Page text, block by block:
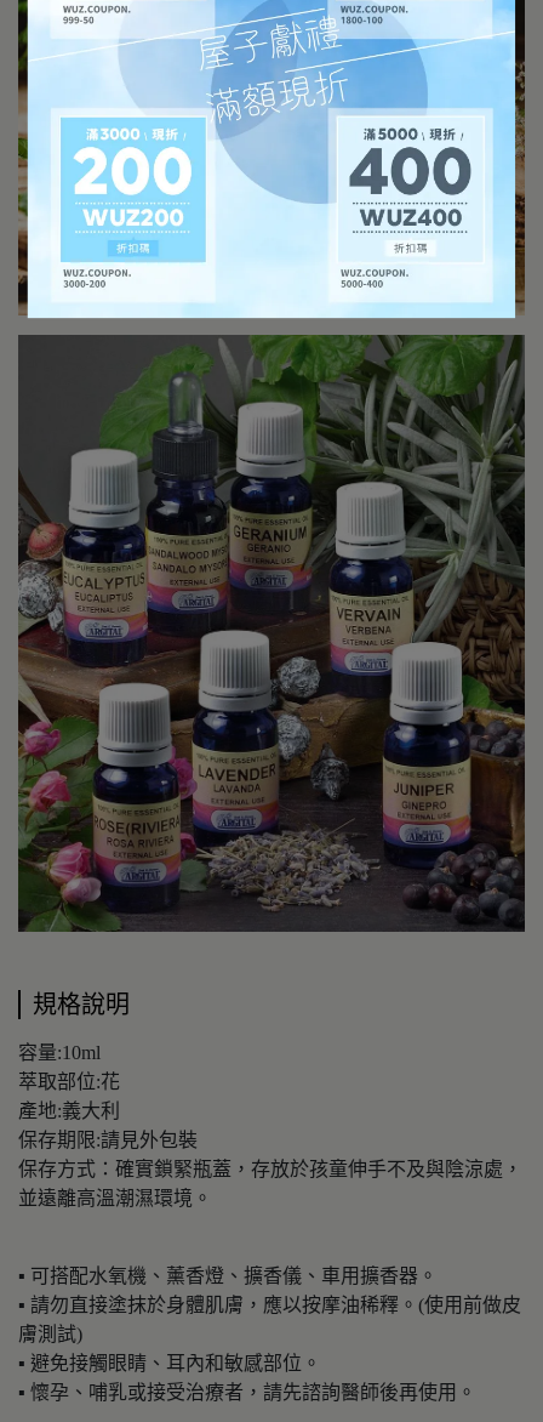
規格說明
容量:10ml
萃取部位:花
產地:義大利
保存期限:請見外包裝
保存方式：確實鎖緊瓶蓋，存放於孩童伸手不及與陰涼處，
並遠離高溫潮濕環境。
▪ 可搭配水氧機、薰香燈、擴香儀、車用擴香器。
▪ 請勿直接塗抹於身體肌膚，應以按摩油稀釋。(使用前做皮
膚測試)
▪ 避免接觸眼睛、耳內和敏感部位。
▪ 懷孕、哺乳或接受治療者，請先諮詢醫師後再使用。